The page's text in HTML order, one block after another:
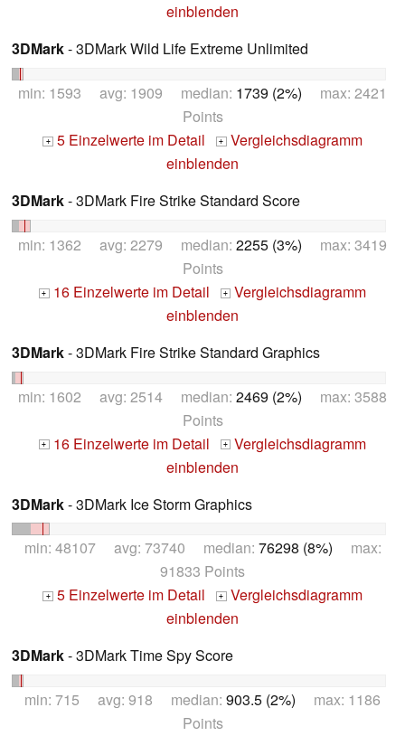
einblenden
3DMark- 3DMark Wild Life Extreme Unlimited
min: 1593 avg: 1909 median: 1739 (2%) max: 2421
Points
+ 5 Einzelwerte im Detail + Vergleichsdiagramm
einblenden
3DMark- 3DMark Fire Strike Standard Score
min: 1362 avg: 2279 median: 2255 (3%) max: 3419
Points
+ 16 Einzelwerte im Detail +
Vergleichsdiagramm
einblenden
3DMark- 3DMark Fire Strike Standard Graphics
min: 1602 avg: 2514 median: 2469 (2%) max: 3588
Points
+ 16 Einzelwerte im Detail +
Vergleichsdiagramm
einblenden
3DMark- 3DMark Ice Storm Graphics
min: 48107 avg: 73740 median: 76298 (8%) max:
91833 Points
+ 5 Einzelwerte im Detail + Vergleichsdiagramm
einblenden
3DMark- 3DMark Time Spy Score
min: 715 avg: 918 median: 903.5 (2%) max: 1186
Points